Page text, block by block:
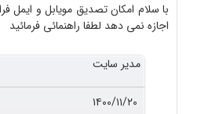
با سلام امکان تصدیق مویابل و ایمل
اجازه نمی دهد لطفا راهنمائی فرمائید
مدیر سایت
۱۴۰۰/۱۱/۲۰